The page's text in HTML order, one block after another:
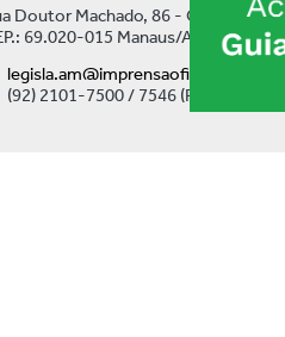
Doutor Machado, 86 - Centro
69.020-015 Manaus/AM
legisla.am@imprensaoficial.am.gov.br
(92) 2101-7500 / 7546 (Ramal)